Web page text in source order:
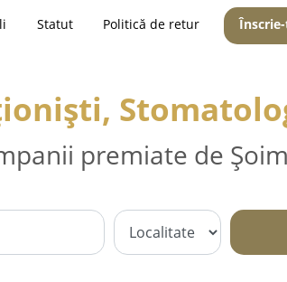
Statut Politică de retur
premiate de